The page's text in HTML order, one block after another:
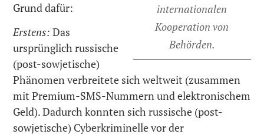
internationalen
Kooperation von
Behörden.
Grund dafür:
Erstens:Das
ursprünglich russische
(post-sowjetische)
Phänomen verbreitete sich weltweit (zusammen
mit Premium-SMS-Nummern und elektronischem
Geld). Dadurch konnten sich russische (post-
sowjetische) Cyberkriminelle vor der